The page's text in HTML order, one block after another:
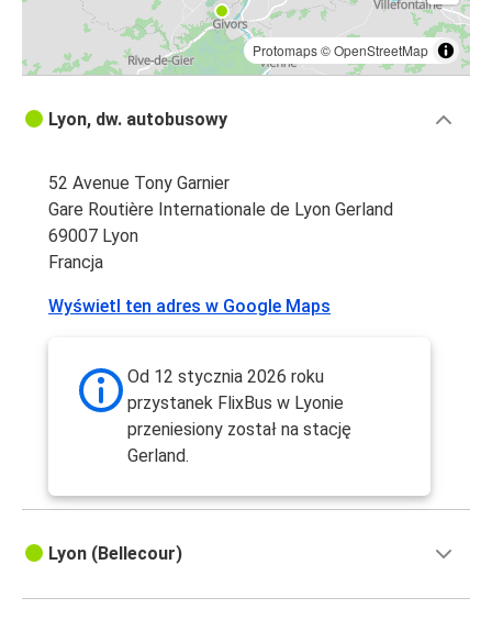
Protomaps©OpenStreetMap
Lyon, dw. autobusowy
52 Avenue Tony Garnier
Gare Routière Internationale de Lyon Gerland
69007 Lyon
Francja
Wyświetl ten adres w Google Maps
Od 12 stycznia 2026 roku
przystanek FlixBus w Lyonie
przeniesiony został na stację
Gerland.
Lyon (Bellecour)